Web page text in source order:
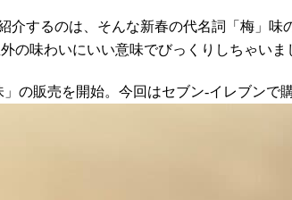
するのは、そんな新春の代名詞「梅」
の味わいにいい意味でびっくりしちゃいま
の販売を開始。今回はセブン-イレブンで